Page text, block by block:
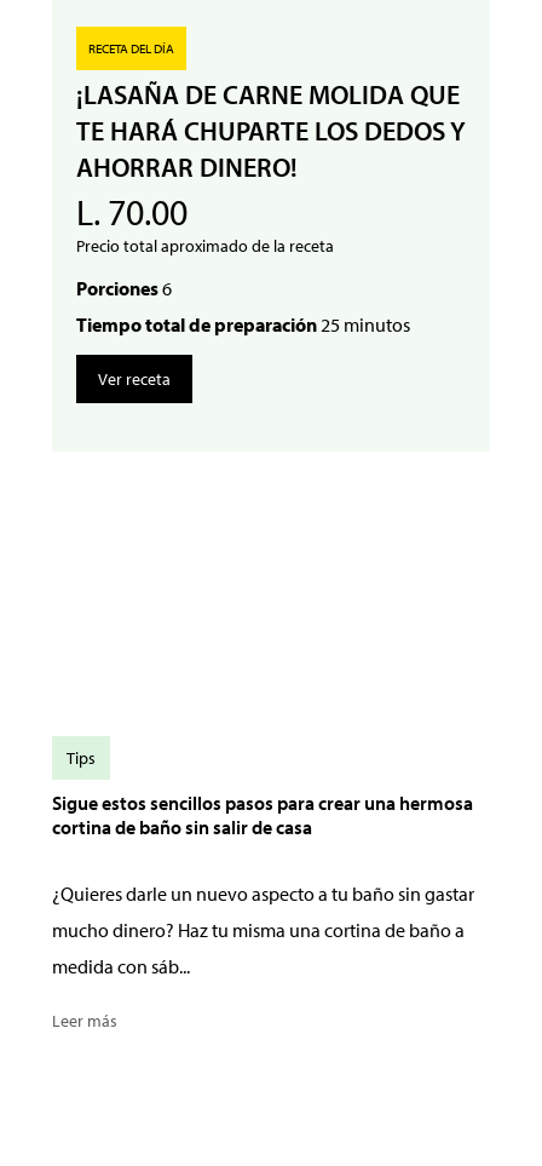
RECETA DEL DÍA
¡LASAÑA DE CARNE MOLIDA QUE
TE HARÁ CHUPARTE LOS DEDOS Y
AHORRAR DINERO!
L. 70.00
Precio total aproximado de la receta
Porciones6
Tiempo total de preparación25 minutos
Ver receta
Sigue estos sencillos pasos para crear una hermosa
cortina de baño sin salir de casa
¿Quieres darle un nuevo aspecto a tu baño sin gastar
mucho dinero? Haz tu misma una cortina de baño a
medida con sáb...
Leer más
Tips